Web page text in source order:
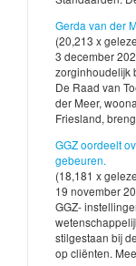
Gerda van der
(20,213 x
3 december
zorginhoudelijk
De Raad van
der Meer,
Friesland,
GGZ oordeelt
gebeuren.
(18,181 x
19 november
GGZ-
stilgestaan bij
op cliënten.